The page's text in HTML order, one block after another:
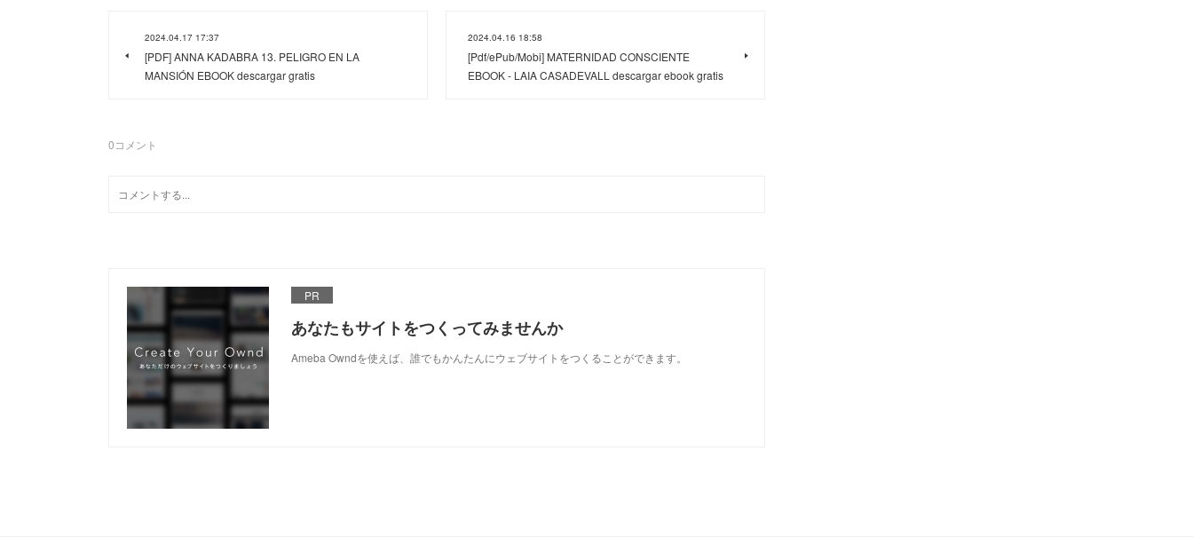
2024.04.17 17:37
[PDF] ANNA KADABRA 13. PELIGRO EN LA
MANSIÓN EBOOK descargar gratis
2024.04.16 18:58
[Pdf/ePub/Mobi] MATERNIDAD CONSCIENTE
EBOOK - LAIA CASADEVALL descargar ebook gratis
0コメント
PR
あなたもサイトをつくってみませんか
Ameba Owndを使えば、誰でもかんたんにウェブサイトをつくることができます。